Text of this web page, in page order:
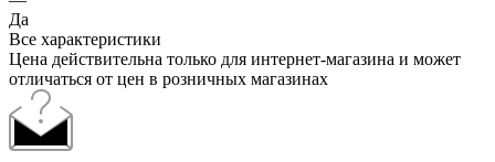
Да
Все характеристики
Цена действительна только для интернет-магазина и может
отличаться от цен в розничных магазинах